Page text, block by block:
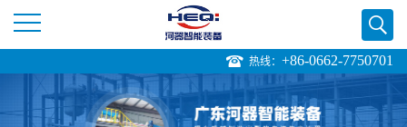
司
热线： +86-0662-7750701